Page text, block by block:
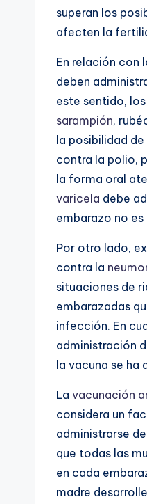
superan los
afecten la
En relación con
deben
este sentido,
sarampión,
la posibilidad de
contra la polio,
la forma oral
varicela debe
embarazo no
Por otro lado,
contra la
situaciones de
embarazadas
infección. En
administración
la vacuna se
La vacunación
considera un
administrarse
que todas las
en cada
madre